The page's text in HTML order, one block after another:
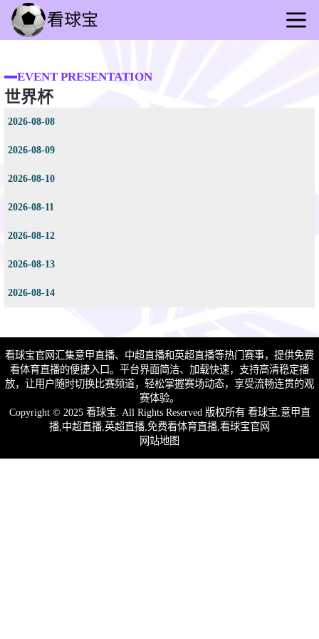
足球
篮球
意甲
足球赛事
EVENT PRESENTATION
世界杯
2026-08-08
2026-08-09
2026-08-10
2026-08-11
2026-08-12
2026-08-13
2026-08-14
看球宝官网汇集意甲直播、中超直播和英超直播等热门赛事，提供免费
看体育直播的便捷入口。平台界面简洁、加载快速，支持高清稳定播
放，让用户随时切换比赛频道，轻松掌握赛场动态，享受流畅连贯的观
赛体验。
Copyright © 2025 看球宝. All Rights Reserved 版权所有 看球宝,意甲直
播,中超直播,英超直播,免费看体育直播,看球宝官网
网站地图